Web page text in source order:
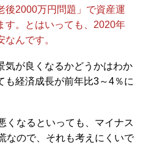
後2000万円問題」で資産運
す。とはいっても、2020年
んです。
が良くなるかどうかはわか
も経済成長が前年比3～4％に
なるといっても、マイナス
なので、それも考えにくいで